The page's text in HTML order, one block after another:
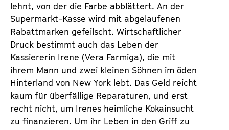
n
T
i
c
k
e
t
s
m
K
a
l
e
n
d
e
r
lehnt, von der die Farbe abblättert. An der
Supermarkt-Kasse wird mit abgelaufenen
Rabattmarken gefeilscht. Wirtschaftlicher
Druck bestimmt auch das Leben der
Kassiererin Irene (Vera Farmiga), die mit
ihrem Mann und zwei kleinen Söhnen im öden
Hinterland von New York lebt. Das Geld reicht
kaum für überfällige Reparaturen, und erst
recht nicht, um Irenes heimliche Kokainsucht
zu finanzieren. Um ihr Leben in den Griff zu